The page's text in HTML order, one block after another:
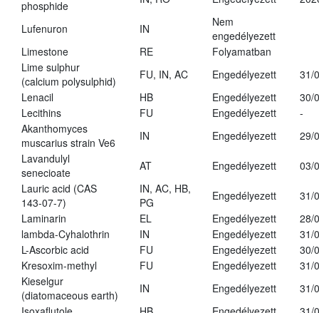
phosphide
Lufenuron IN
Nem
engedélyezett
Limestone
RE
Folyamatban
Lime sulphur
(calcium polysulphid)
FU, IN, AC Engedélyezett
31/
Lenacil
HB Engedélyezett
30/
Lecithins
FU Engedélyezett
-
Akanthomyces
muscarius strain Ve6
IN Engedélyezett
29/
Lavandulyl
senecioate
AT Engedélyezett
03/
Lauric acid (CAS
143-07-7)
IN, AC, HB,
PG
Engedélyezett
31/
Laminarin
EL Engedélyezett
28/
lambda-Cyhalothrin
IN Engedélyezett
31/
L-Ascorbic acid
FU Engedélyezett
30/
Kresoxim-methyl
FU Engedélyezett
31/
Kieselgur
(diatomaceous earth)
IN Engedélyezett
31/